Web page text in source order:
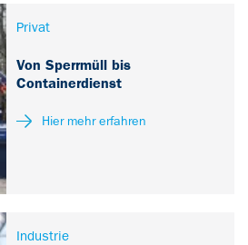
Privat
Von Sperrmüll bis
Containerdienst
Hier mehr erfahren
Industrie